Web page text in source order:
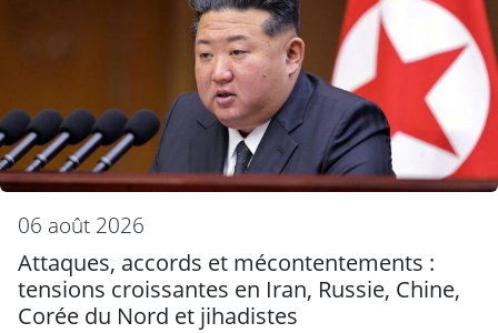
06 août 2026
Attaques, accords et mécontentements :
tensions croissantes en Iran, Russie, Chine,
Corée du Nord et jihadistes